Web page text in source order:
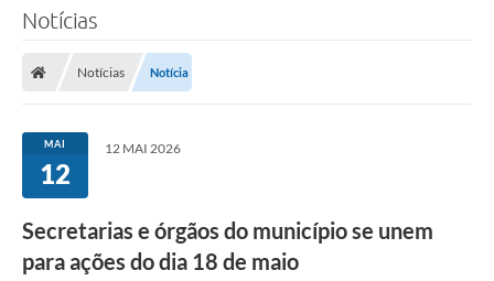
Notícias
Notícias Notícia
MAI
12
12 MAI 2026
Secretarias e órgãos do município se unem
para ações do dia 18 de maio